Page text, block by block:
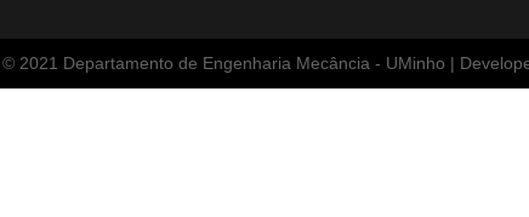
2021 Departamento de Engenharia Mecância - UMinho |